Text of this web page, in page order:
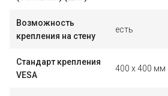
Возможность
крепления на стену
есть
Стандарт крепления
VESA
400 x 400 мм